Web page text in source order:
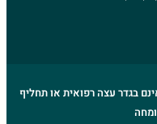
בגדר עצה רפואית או תחליף